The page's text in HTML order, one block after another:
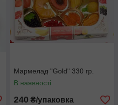
Мармелад "Gold" 330 гр.
В наявності
240 ₴/упаковка